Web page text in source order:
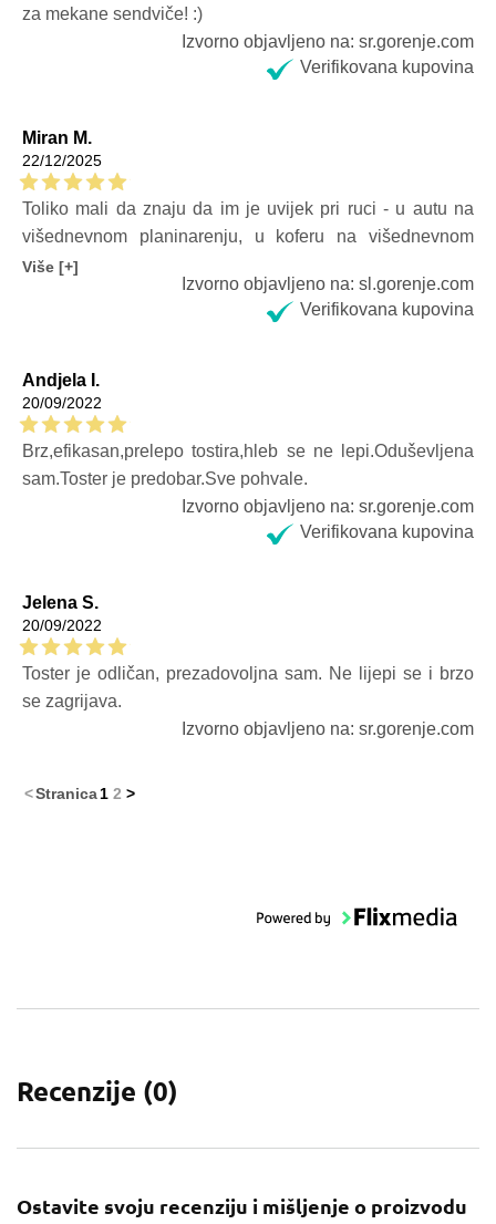
za mekane sendviče! :)
Izvorno objavljeno na: sr.gorenje.com
Verifikovana kupovina
Miran M.
22/12/2025
Toliko mali da znaju da im je uvijek pri ruci - u autu na
višednevnom planinarenju, u koferu na višednevnom
putovanju, a kod kuće u kuhinji uvijek postoji mjesto gdje
ga mogu staviti na vodu.
Više [+]
Izvorno objavljeno na: sl.gorenje.com
Verifikovana kupovina
Andjela I.
20/09/2022
Brz,efikasan,prelepo tostira,hleb se ne lepi.Oduševljena
sam.Toster je predobar.Sve pohvale.
Izvorno objavljeno na: sr.gorenje.com
Verifikovana kupovina
Jelena S.
20/09/2022
Toster je odličan, prezadovoljna sam. Ne lijepi se i brzo
se zagrijava.
Izvorno objavljeno na: sr.gorenje.com
<Stranica1 2 >
Recenzije (0)
Ostavite svoju recenziju i mišljenje o proizvodu